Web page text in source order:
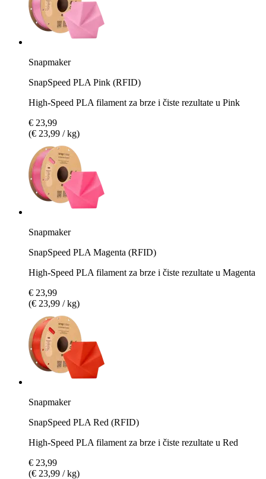
Snapmaker
SnapSpeed PLA Pink (RFID)
High-Speed PLA filament za brze i čiste rezultate u Pink
€ 23,99
(€ 23,99 / kg)
Snapmaker
SnapSpeed PLA Magenta (RFID)
High-Speed PLA filament za brze i čiste rezultate u Magenta
€ 23,99
(€ 23,99 / kg)
Snapmaker
SnapSpeed PLA Red (RFID)
High-Speed PLA filament za brze i čiste rezultate u Red
€ 23,99
(€ 23,99 / kg)